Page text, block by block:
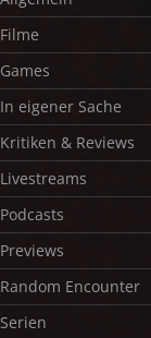
Filme
Games
In eigener Sache
Kritiken & Reviews
Livestreams
Podcasts
Previews
Random Encounter
Serien